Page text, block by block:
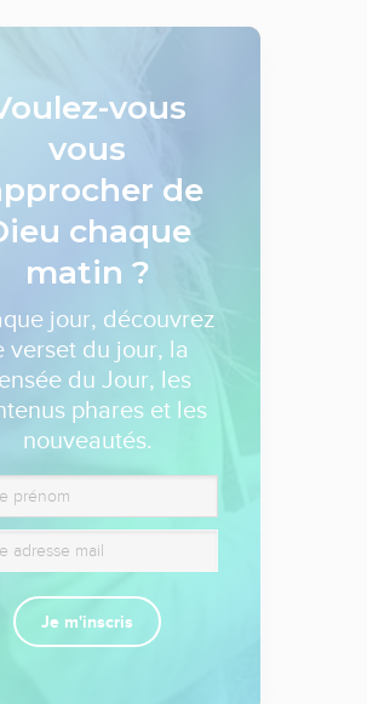
vous
vous
de
chaque
matin ?
jour, découvrez
verset du jour, la
du Jour, les
phares et les
nouveautés.
Je m'inscris